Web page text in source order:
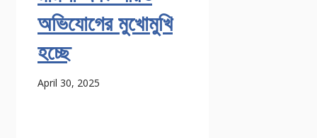
অভিযোগের মুখোমুখি
হচ্ছে
April 30, 2025